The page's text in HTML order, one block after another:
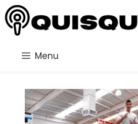
Saltar
al
contenido
Menu